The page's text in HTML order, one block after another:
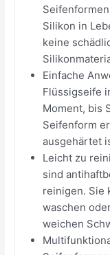
Silikon in
keine
Einfache
Flüssigseife
Moment, bis
Seifenform
ausgehärtet
Leicht zu
sind
reinigen. Sie
waschen
weichen